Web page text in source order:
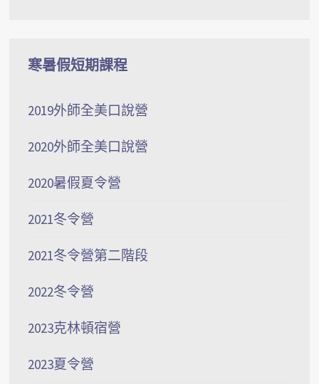
寒暑假短期課程
2019外師全美口說營
2020外師全美口說營
2020暑假夏令營
2021冬令營
2021冬令營第二階段
2022冬令營
2023克林頓宿營
2023夏令營